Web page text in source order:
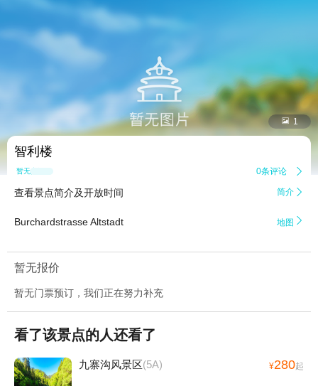
 1
智利楼
暂无点评 0条评论 
查看景点简介及开放时间 简介 
Burchardstrasse Altstadt 地图 
暂无报价
暂无门票预订，我们正在努力补充
看了该景点的人还看了
九寨沟风景区(5A) ¥280起